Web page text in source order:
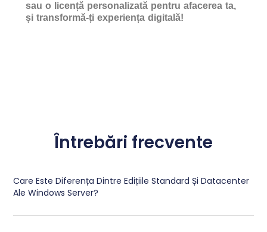
sau o licență personalizată pentru afacerea ta,
și transformă-ți experiența digitală!
Întrebări frecvente
Care Este Diferența Dintre Edițiile Standard Și Datacenter
Ale Windows Server?